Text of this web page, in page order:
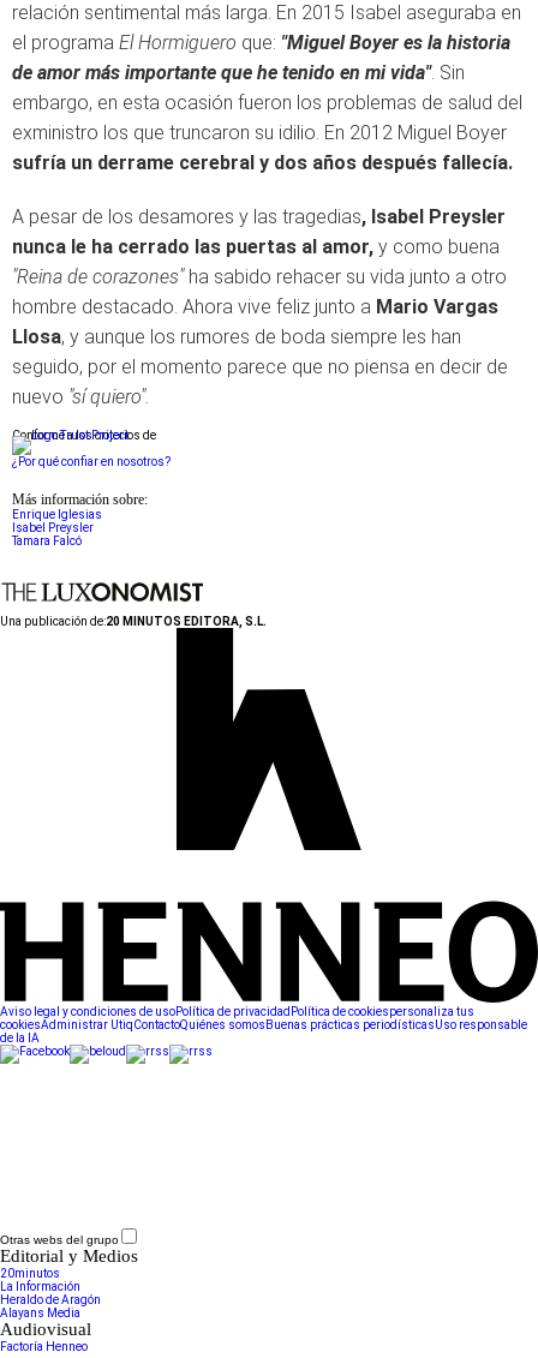
relación sentimental más larga. En 2015 Isabel aseguraba en
el programa El Hormiguero que: "Miguel Boyer es la historia
de amor más importante que he tenido en mi vida". Sin
embargo, en esta ocasión fueron los problemas de salud del
exministro los que truncaron su idilio. En 2012 Miguel Boyer
sufría un derrame cerebral y dos años después fallecía.
A pesar de los desamores y las tragedias, Isabel Preysler
nunca le ha cerrado las puertas al amor, y como buena
"Reina de corazones"ha sabido rehacer su vida junto a otro
hombre destacado. Ahora vive feliz junto a Mario Vargas
Llosa, y aunque los rumores de boda siempre les han
seguido, por el momento parece que no piensa en decir de
nuevo "sí quiero".
Conforme a los criterios de
¿Por qué confiar en nosotros?
Más información sobre:
Enrique Iglesias
Isabel Preysler
Tamara Falcó
Una publicación de:20 MINUTOS EDITORA, S.L.
Aviso legal y condiciones de usoPolítica de privacidad Política de cookiespersonaliza tus
cookiesAdministrar UtiqContactoQuiénes somos Buenas prácticas periodísticasUso responsable
de la IA
Otras webs del grupo
Editorial y Medios
20minutos
La Información
Heraldo de Aragón
Alayans Media
Audiovisual
Factoría Henneo